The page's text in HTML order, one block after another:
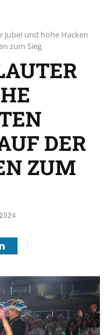
Jubel und hohe Hacken
zum Sieg
DER
ZUM